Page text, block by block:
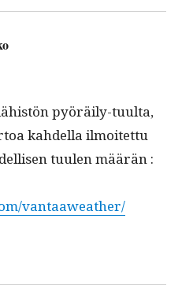
pyöräi­ly-tuul­ta,
kahdel­la ilmoitet­tu
tuulen määrän :
vantaaweather/